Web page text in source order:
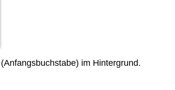
im Hintergrund.